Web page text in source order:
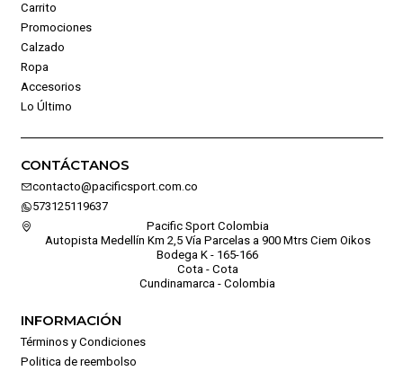
Carrito
Promociones
Calzado
Ropa
Accesorios
Lo Último
CONTÁCTANOS
contacto@pacificsport.com.co
573125119637
Pacific Sport Colombia
Autopista Medellín Km 2,5 Vía Parcelas a 900 Mtrs Ciem Oikos
Bodega K - 165-166
Cota - Cota
Cundinamarca - Colombia
INFORMACIÓN
Términos y Condiciones
Politica de reembolso